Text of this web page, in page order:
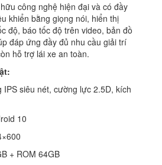
công nghệ hiện đại và có đầy
khiển bằng giọng nói, hiển thị
độ, báo tốc độ trên video, bản đồ
đáp ứng đầy đủ nhu cầu giải trí
hỗ trợ lái xe an toàn.
siêu nét, cường lực 2.5D, kích
10
+ ROM 64GB